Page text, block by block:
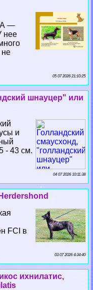
—
нее
не
05 07 2026 21:10:25
шнауцер" или
и
- 43 см.
04 07 2026 10:11:38
FCI в
03 07 2026 4:34:40
ихнилатис,